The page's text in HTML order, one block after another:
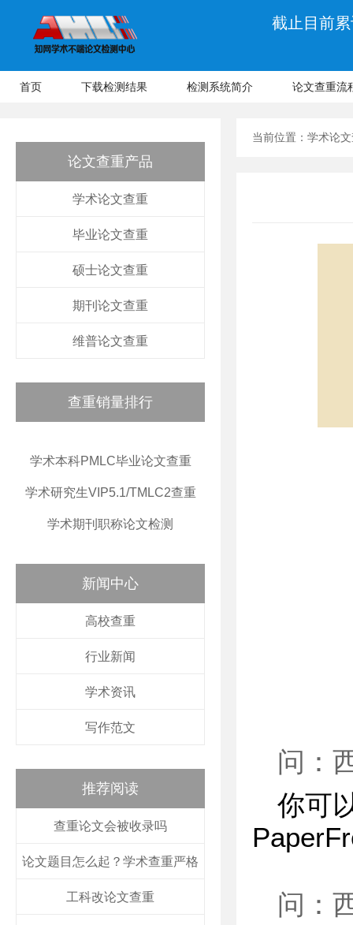
截止目前
首页 下载检测结果 检测系统简介 论文查重流
论文查重产品
学术论文查重
毕业论文查重
硕士论文查重
期刊论文查重
维普论文查重
查重销量排行
学术本科PMLC毕业论文查重
学术研究生VIP5.1/TMLC2查重
学术期刊职称论文检测
新闻中心
高校查重
行业新闻
学术资讯
写作范文
推荐阅读
查重论文会被收录吗
论文题目怎么起？学术查重严格
工科改论文查重
当前位置： 学术论
问：
你可
问：